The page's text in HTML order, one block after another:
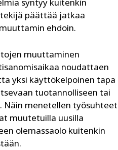
syntyy kuitenkin
päättää jatkaa
ehdoin.
muuttaminen
noudattaen
yksi käyttökelpoinen tapa
tuotannolliseen tai
Näin menetellen työsuhteet
muutetuilla uusilla
olemassaolo kuitenkin